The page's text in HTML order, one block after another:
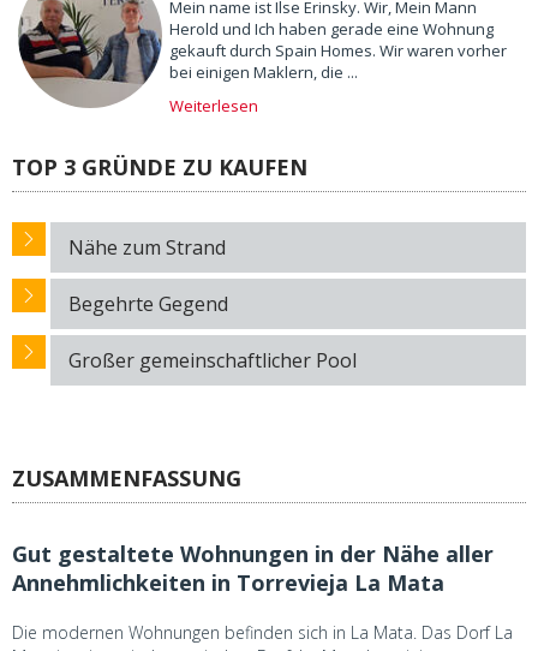
Mein name ist Ilse Erinsky. Wir, Mein Mann
Herold und Ich haben gerade eine Wohnung
gekauft durch Spain Homes. Wir waren vorher
bei einigen Maklern, die ...
Weiterlesen
TOP 3 GRÜNDE ZU KAUFEN
Nähe zum Strand
Begehrte Gegend
Großer gemeinschaftlicher Pool
ZUSAMMENFASSUNG
Gut gestaltete Wohnungen in der Nähe aller
Annehmlichkeiten in Torrevieja La Mata
Die modernen Wohnungen befinden sich in La Mata. Das Dorf La